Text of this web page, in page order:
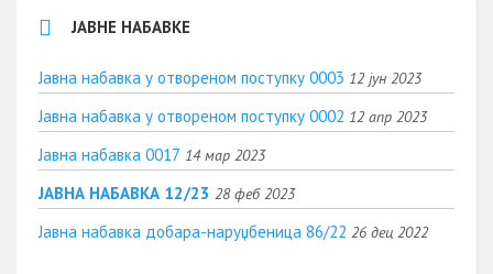
ЈАВНЕ НАБАВКЕ
Јавна набавка у отвореном поступку 0003 12 јун 2023
Јавна набавка у отвореном поступку 0002 12 апр 2023
Јавна набавка 0017 14 мар 2023
ЈАВНА НАБАВКА 12/23 28 феб 2023
Јавна набавка добара-наруџбеница 86/22 26 дец 2022